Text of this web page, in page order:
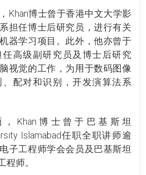
Khan博士曾于香港中文大学影
担任博士后研究员，进行有关
器学习项目。此外，他亦曾于
高级副研究员及博士后研究
视觉的工作，为用于数码图像
配对和识别，开发演算法系
Khan博士曾于巴基斯坦
Islamabad任职全职讲师逾
子工程师学会会员及巴基斯坦
程师。